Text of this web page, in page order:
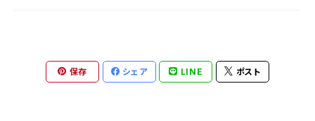
保存 シェア LINE ポスト